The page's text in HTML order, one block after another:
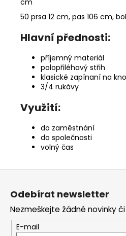
50 prsa 12 cm, pas 106 cm,
Hlavní přednosti:
příjemný materiál
polopřiléhavý střih
klasické zapínaní na
3/4 rukávy
Využití:
do zaměstnání
do společnosti
volný čas
Z
Odebírat newsletter
Nezmeškejte žádné novinky
E-mail